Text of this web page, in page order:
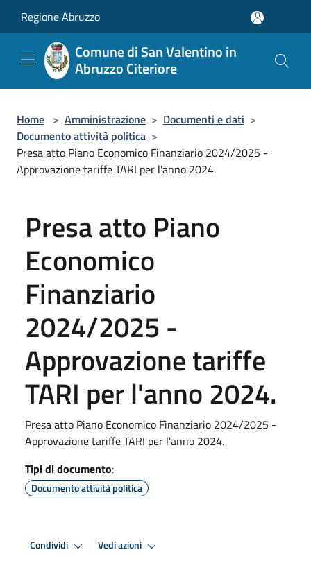
Regione Abruzzo
Comune di San Valentino in
Abruzzo Citeriore
Home > Amministrazione > Documenti e dati >
Documento attività politica >
Presa atto Piano Economico Finanziario 2024/2025 -
Approvazione tariffe TARI per l'anno 2024.
Presa atto Piano
Economico
Finanziario
2024/2025 -
Approvazione tariffe
TARI per l'anno 2024.
Presa atto Piano Economico Finanziario 2024/2025 -
Approvazione tariffe TARI per l'anno 2024.
Tipi di documento:
Documento attività politica
Condividi Vedi azioni